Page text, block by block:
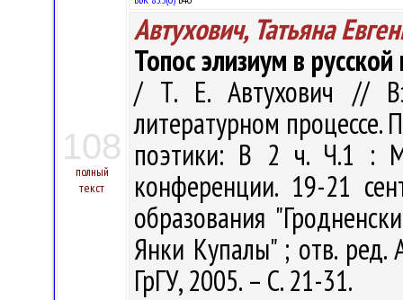
108
полный
текст
Автухович, Татьяна
Топос элизиум в
/ Т. Е. Автухович //
литературном процессе.
поэтики: В 2 ч. Ч.1 :
конференции. 19-21
образования
Янки Купалы" ; отв. ред.
ГрГУ, 2005. – С. 21-31.